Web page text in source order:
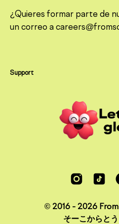
¿Quieres formar parte de
un correo a
Support
© 2016 - 2026
そーこからと